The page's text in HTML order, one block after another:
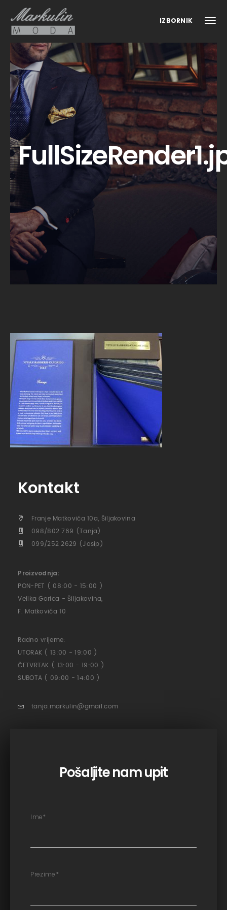
IZBORNIK
Kontakt
Franje Matkovića 10a, Šiljakovina
098/802 769 (Tanja)
099/252 2629 (Josip)
Proizvodnja:
PON-PET ( 08:00 - 15:00 )
Velika Gorica - Šiljakovina,
F. Matkovića 10
Radno vrijeme:
UTORAK ( 13:00 - 19:00 )
ČETVRTAK ( 13:00 - 19:00 )
SUBOTA ( 09:00 - 14:00 )
tanja.markulin@gmail.com
Pošaljite nam upit
Ime*
Prezime*